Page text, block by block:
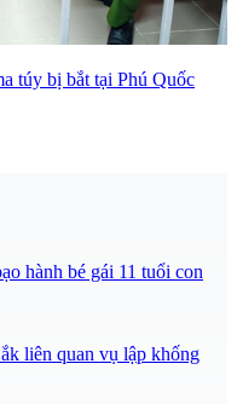
túy bị bắt tại Phú Quốc
hành bé gái 11 tuổi con
liên quan vụ lập khống